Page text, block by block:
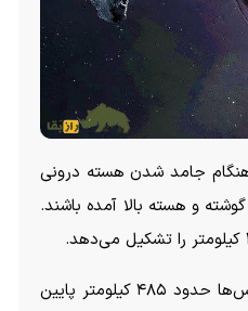
جامد شدن هسته درونی
و هسته بالا آمده باشند.
استخراج سنگ‌های گران‌بهای عطارد ممکن نیست. جدا از دمای بسیار بالای سیاره، الماس‌ها حدود ۴۸۵ کیلومتر پایین